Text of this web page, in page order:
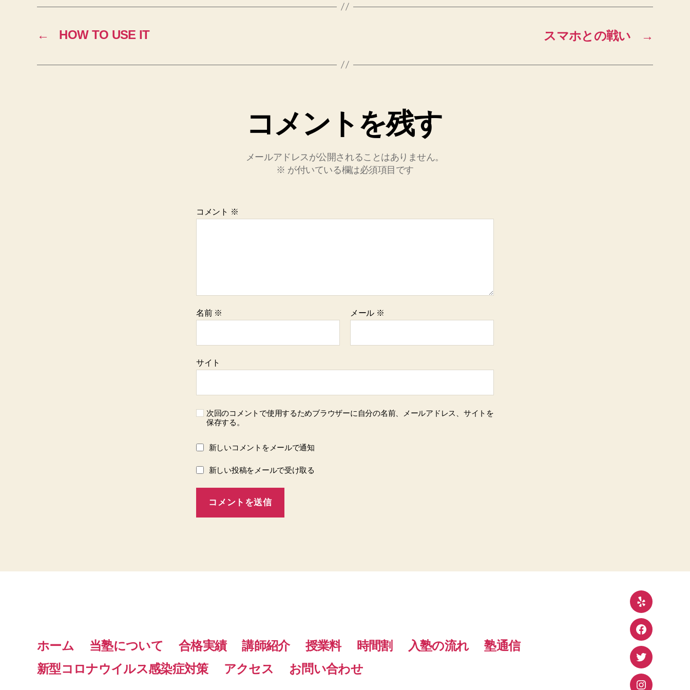
← HOW TO USE IT →
スマホとの戦い
コメントを残す
メールアドレスが公開されることはありません。
※ が付いている欄は必須項目です
コメント ※
名前 ※ メール ※
サイト
次回のコメントで使用するためブラウザーに自分の名前、メールアドレス、サイトを
保存する。
新しいコメントをメールで通知
新しい投稿をメールで受け取る
ホーム 当塾について 合格実績 講師紹介 授業料 時間割 入塾の流れ
塾通信
新型コロナウイルス感染症対策
アクセス お問い合わせ
Yelp
Facebook
Twitter